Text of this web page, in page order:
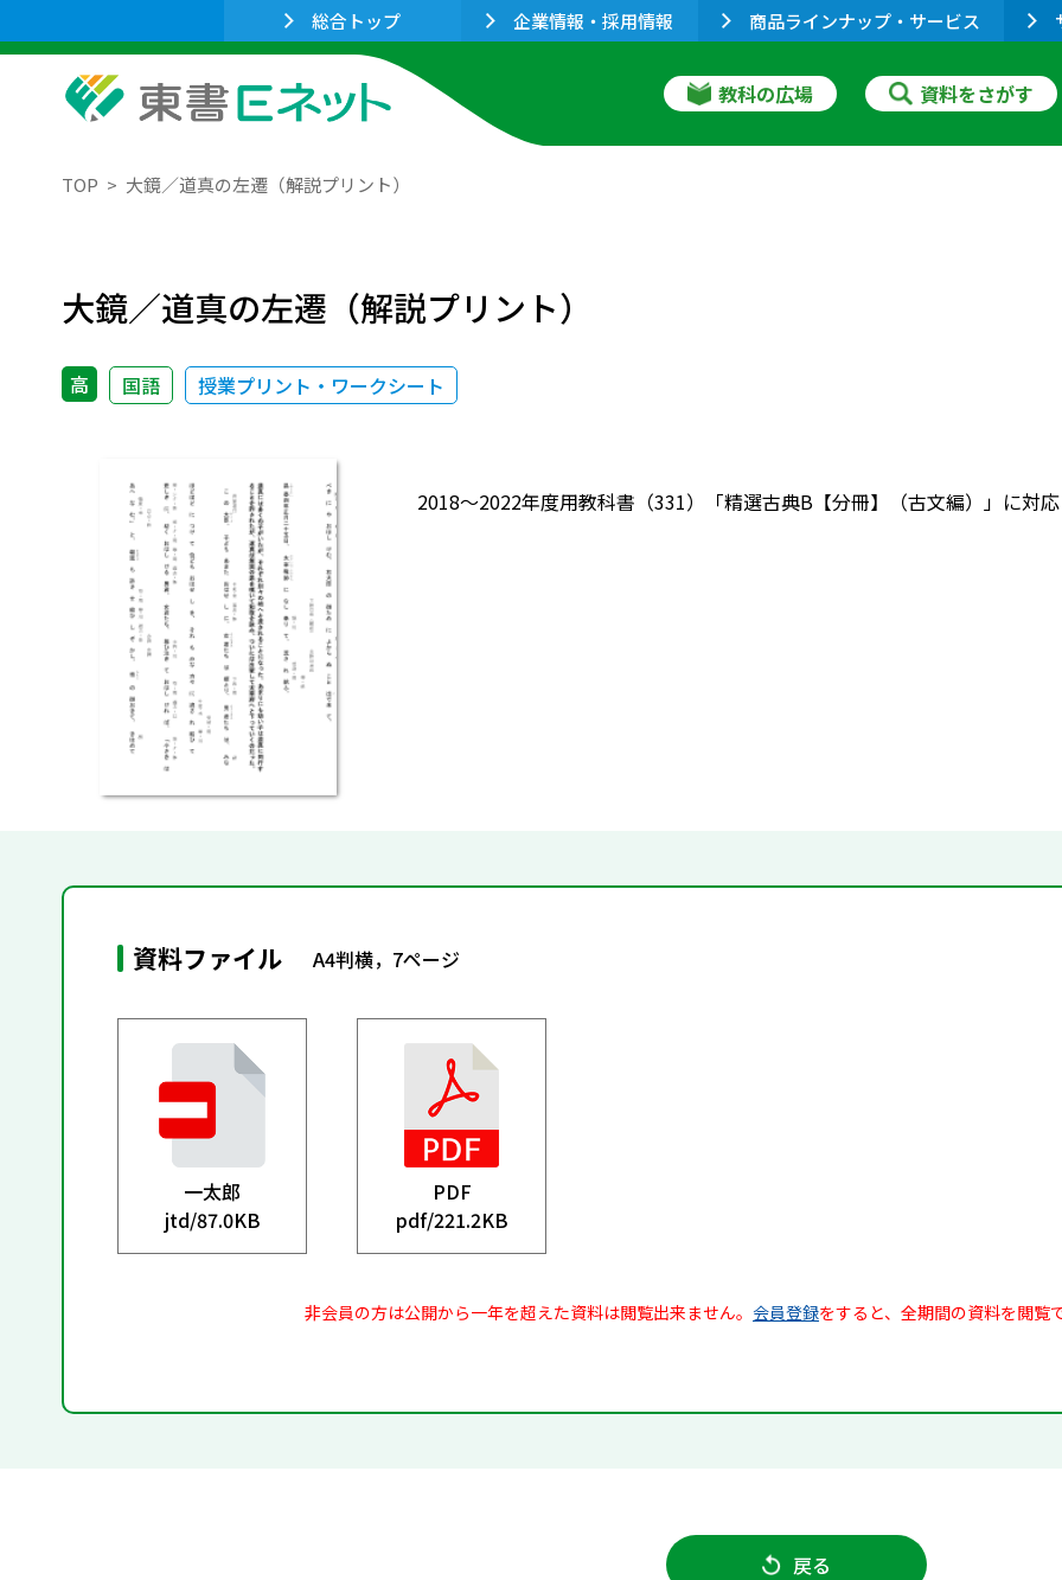
総合トップ 企業情報・採用情報 商品ラインナップ・サービス
教科の広場 資料をさがす
TOP 大鏡／道真の左遷（解説プリント）
大鏡／道真の左遷（解説プリント）
高 国語 授業プリント・ワークシート
2018～2022年度用教科書（331）「精選古典B【分冊】（古文編）」に対
資料ファイル A4判横，7ページ
一太郎
jtd/87.0KB
PDF
pdf/221.2KB
非会員の方は公開から一年を超えた資料は閲覧出来ません。 会員登録をすると、全期間の資料を閲覧
戻る